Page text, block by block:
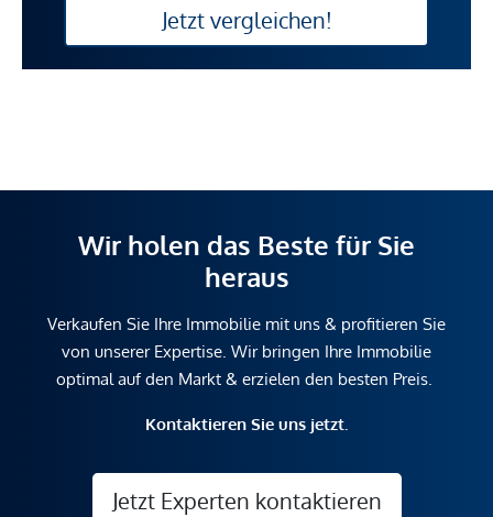
Jetzt vergleichen!
Wir holen das Beste für Sie
heraus
Verkaufen Sie Ihre Immobilie mit uns & profitieren Sie
von unserer Expertise. Wir bringen Ihre Immobilie
optimal auf den Markt & erzielen den besten Preis.
Kontaktieren Sie uns jetzt.
Jetzt Experten kontaktieren